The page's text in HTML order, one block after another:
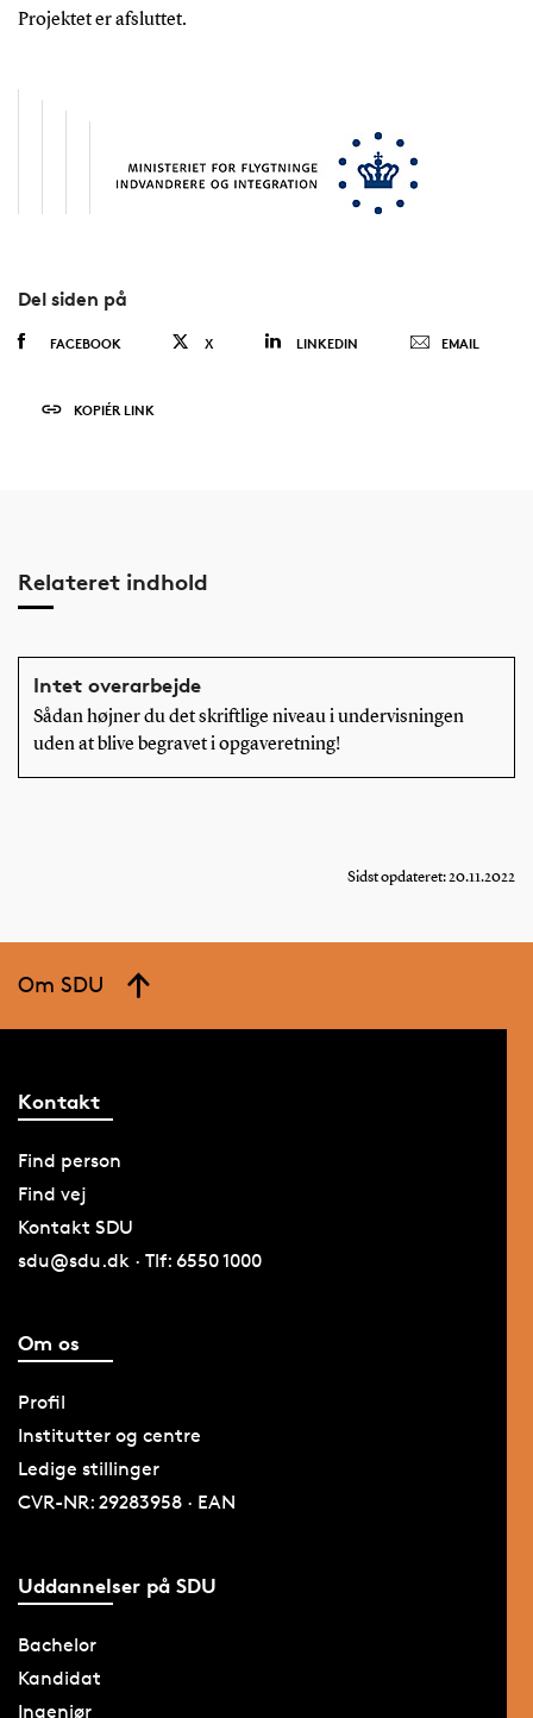
Projektet er afsluttet.
Del siden på
FACEBOOK X LINKEDIN EMAIL
KOPIÉR LINK
Relateret indhold
Intet overarbejde
Sådan højner du det skriftlige niveau i undervisningen
uden at blive begravet i opgaveretning!
Sidst opdateret: 20.11.2022
Om SDU
Kontakt
Find person
Find vej
Kontakt SDU
sdu@sdu.dk · Tlf: 6550 1000
Om os
Profil
Institutter og centre
Ledige stillinger
CVR-NR: 29283958 · EAN
Uddannelser på SDU
Bachelor
Kandidat
Ingeniør